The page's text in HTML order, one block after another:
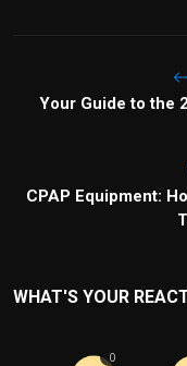
Your Guide to the
CPAP Equipment:
WHAT'S YOUR
0